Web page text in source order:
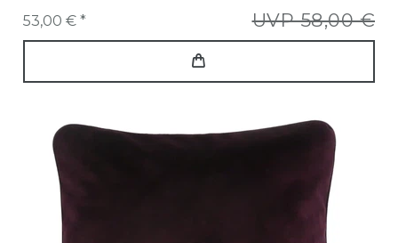
UVP 58,00 €
53,00 € *